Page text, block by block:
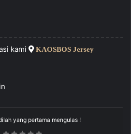
kami KAOSBOS Jersey
yang pertama mengulas !